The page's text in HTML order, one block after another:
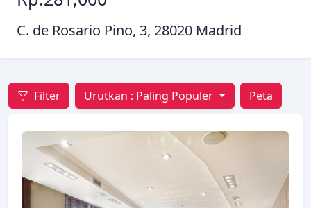
C. de Rosario Pino, 3, 28020 Madrid
Filter Urutkan : Paling Populer Peta